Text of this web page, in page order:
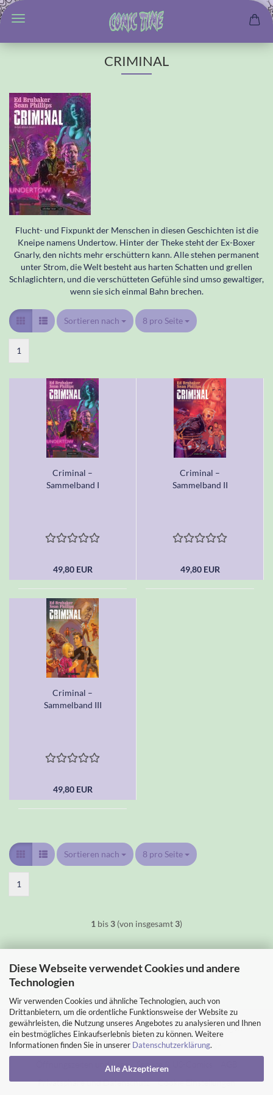
Diese Webseite verwendet Cookies und andere
Technologien
Wir verwenden Cookies und ähnliche Technologien, auch von
Drittanbietern, um die ordentliche Funktionsweise der Website zu
gewährleisten, die Nutzung unseres Angebotes zu analysieren und Ihnen
ein bestmögliches Einkaufserlebnis bieten zu können. Weitere
Informationen finden Sie in unserer Datenschutzerklärung.
Alle Akzeptieren
CRIMINAL
Flucht- und Fixpunkt der Menschen in diesen Geschichten ist die
Kneipe namens Undertow. Hinter der Theke steht der Ex-Boxer
Gnarly, den nichts mehr erschüttern kann. Alle stehen permanent
unter Strom, die Welt besteht aus harten Schatten und grellen
Schlaglichtern, und die verschütteten Gefühle sind umso gewaltiger,
wenn sie sich einmal Bahn brechen.
Sortieren nach
Sortieren nach 8 pro Seite
pro Seite
1
Criminal –
Sammelband I
49,80 EUR
Criminal –
Sammelband II
49,80 EUR
Criminal –
Sammelband III
49,80 EUR
Sortieren nach
Sortieren nach 8 pro Seite
pro Seite
1
1 bis3 (von insgesamt3)
Impressum Kontakt
Versand- & Zahlungsbedingungen
Widerrufsrecht & Muster-Widerrufsformular
Öffnungszeiten und Lage
Service & US-Comics
Privatsphäre und Datenschutz
Cookie Einstellungen